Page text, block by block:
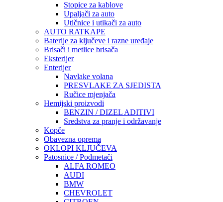
Stopice za kablove
Upaljači za auto
Utičnice i utikači za auto
AUTO RATKAPE
Baterije za ključeve i razne uređaje
Brisači i metlice brisača
Eksterijer
Enterijer
Navlake volana
PRESVLAKE ZA SJEDISTA
Ručice mjenjača
Hemijski proizvodi
BENZIN / DIZEL ADITIVI
Sredstva za pranje i održavanje
Kopče
Obavezna oprema
OKLOPI KLJUČEVA
Patosnice / Podmetači
ALFA ROMEO
AUDI
BMW
CHEVROLET